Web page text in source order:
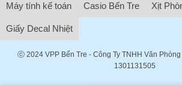
Máy tính kế toán Casio Bến Tre Xịt
Giấy Decal Nhiệt
ⓒ 2024 VPP Bến Tre - Công Ty TNHH Văn
1301131505